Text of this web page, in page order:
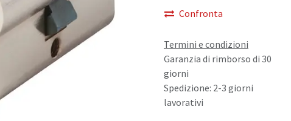
Confronta
Termini e condizioni
Garanzia di rimborso di 30
giorni
Spedizione: 2-3 giorni
lavorativi